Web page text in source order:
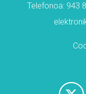
Telefonoa: 943